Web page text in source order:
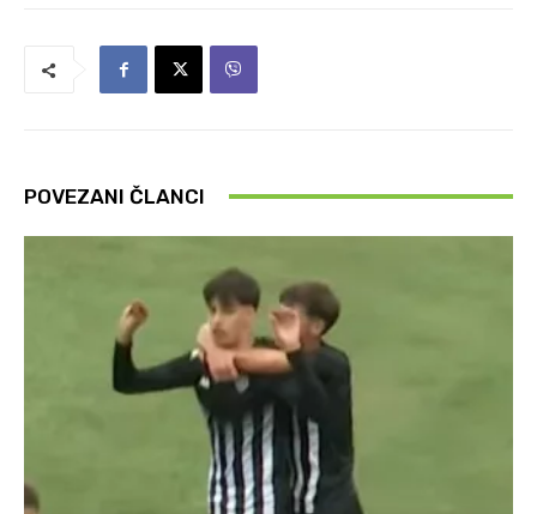
POVEZANI ČLANCI